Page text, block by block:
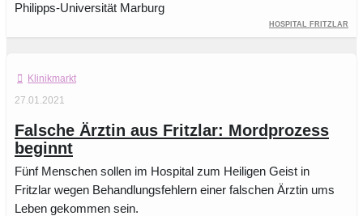
Philipps-Universität Marburg
Hospital Fritzlar
Klinikmarkt
27.01.2021
Falsche Ärztin aus Fritzlar: Mordprozess
beginnt
Fünf Menschen sollen im Hospital zum Heiligen Geist in
Fritzlar wegen Behandlungsfehlern einer falschen Ärztin ums
Leben gekommen sein.